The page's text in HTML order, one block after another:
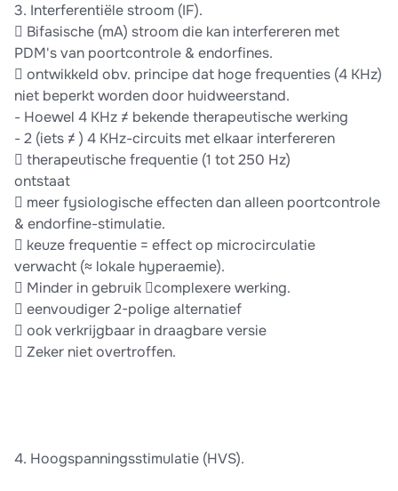
3. Interferentiële stroom (IF).
 Bifasische (mA) stroom die kan interfereren met
PDM's van poortcontrole & endorfines.
 ontwikkeld obv. principe dat hoge frequenties (4 KHz)
niet beperkt worden door huidweerstand.
- Hoewel 4 KHz ≠ bekende therapeutische werking
- 2 (iets ≠ ) 4 KHz-circuits met elkaar interfereren
 therapeutische frequentie (1 tot 250 Hz)
ontstaat
 meer fysiologische effecten dan alleen poortcontrole
& endorfine-stimulatie.
 keuze frequentie = effect op microcirculatie
verwacht (≈ lokale hyperaemie).
 Minder in gebruik complexere werking.
 eenvoudiger 2-polige alternatief
 ook verkrijgbaar in draagbare versie
 Zeker niet overtroffen.
4. Hoogspanningsstimulatie (HVS).